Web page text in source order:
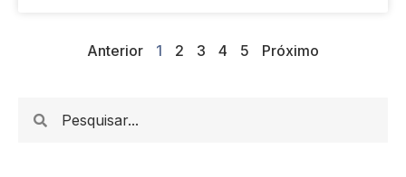
Anterior 1 2 3 4 5 Próximo